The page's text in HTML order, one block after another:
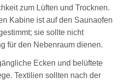
zum Lüften und Trocknen.
Kabine ist auf den Saunaofen
sie sollte nicht
für den Nebenraum dienen.
Ecken und belüftete
Textilien sollten nach der